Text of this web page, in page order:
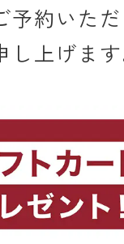
予約いた
し上げま